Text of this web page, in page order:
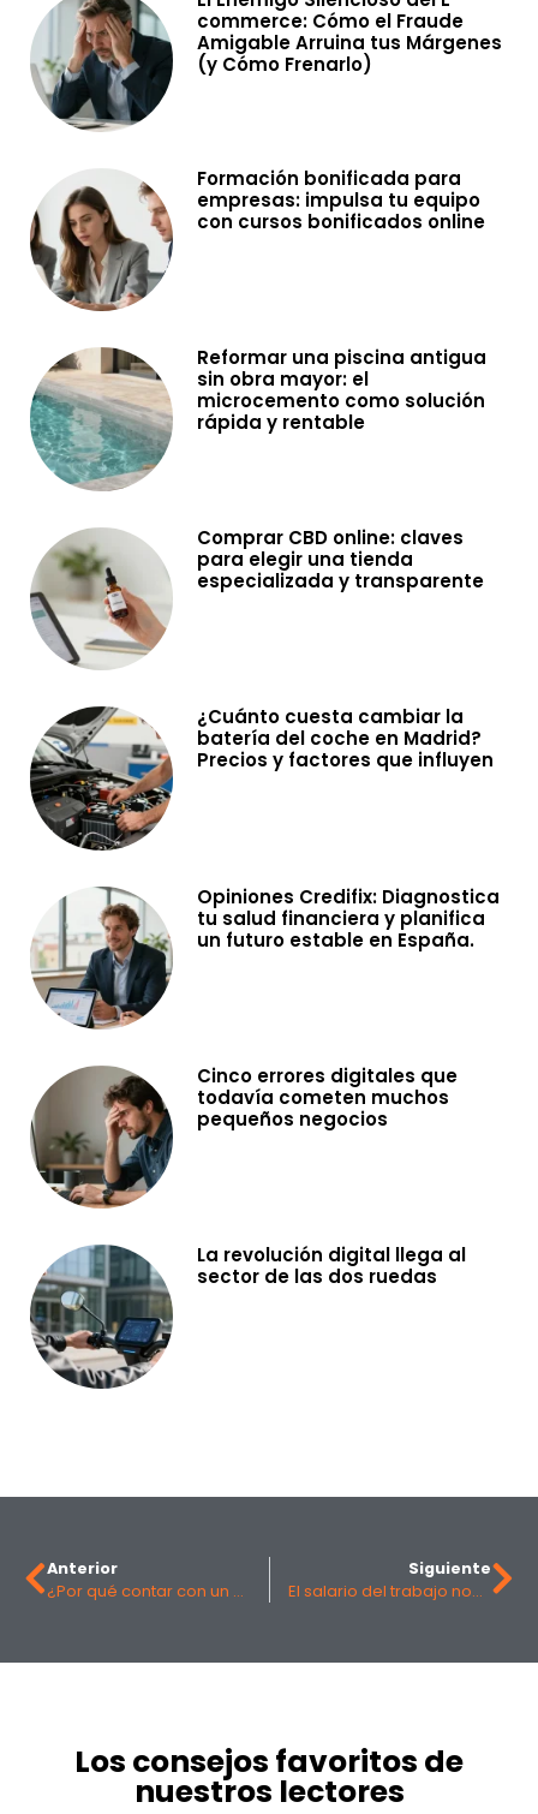
commerce: Cómo el Fraude
Amigable Arruina tus Márgenes
(y Cómo Frenarlo)
Formación bonificada para
empresas: impulsa tu equipo
con cursos bonificados online
Reformar una piscina antigua
sin obra mayor: el
microcemento como solución
rápida y rentable
Comprar CBD online: claves
para elegir una tienda
especializada y transparente
¿Cuánto cuesta cambiar la
batería del coche en Madrid?
Precios y factores que influyen
Opiniones Credifix: Diagnostica
tu salud financiera y planifica
un futuro estable en España.
Cinco errores digitales que
todavía cometen muchos
pequeños negocios
La revolución digital llega al
sector de las dos ruedas
Anterior
¿Por qué contar con un Director Financiero Externo puede marcar la diferencia en tu empresa?
Siguiente
El salario del trabajo nocturno en España: un bono a menudo olvidado y su cálculo sencillo
Los consejos favoritos de
nuestros lectores